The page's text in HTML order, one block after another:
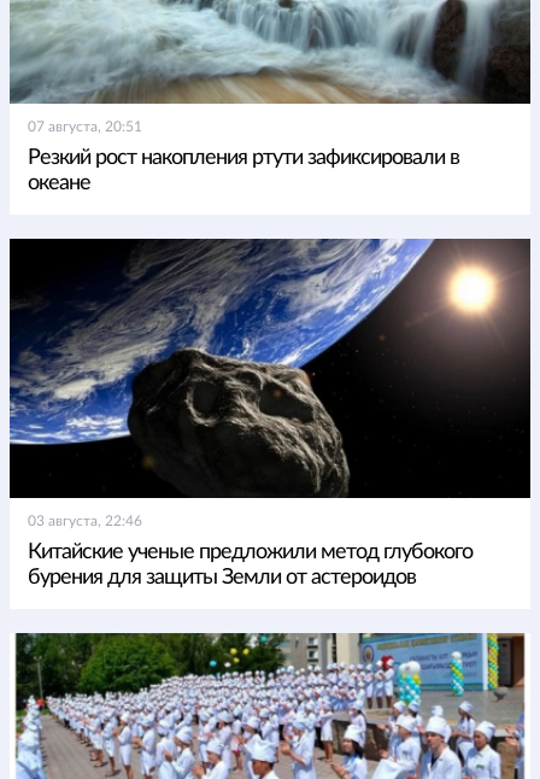
07 августа, 20:51
Резкий рост накопления ртути зафиксировали в
океане
03 августа, 22:46
Китайские ученые предложили метод глубокого
бурения для защиты Земли от астероидов